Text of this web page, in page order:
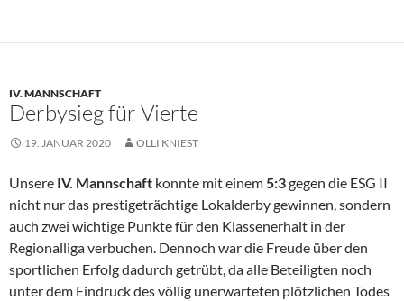
IV. MANNSCHAFT
Derbysieg für Vierte
19. JANUAR 2020 OLLI KNIEST
Unsere IV. Mannschaft konnte mit einem5:3gegen die ESG II
nicht nur das prestigeträchtige Lokalderby gewinnen, sondern
auch zwei wichtige Punkte für den Klassenerhalt in der
Regionalliga verbuchen. Dennoch war die Freude über den
sportlichen Erfolg dadurch getrübt, da alle Beteiligten noch
unter dem Eindruck des völlig unerwarteten plötzlichen Todes